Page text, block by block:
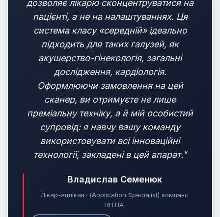
дозволяє лікарю сконцентруватися на
пацієнті, а не на налаштуваннях. Ця
система класу «середній» ідеально
підходить для таких галузей, як
акушерство-гінекологія, загальні
дослідження, кардіологія.
Оформлюючи замовлення на цей
сканер, ви отримуєте не лише
преміальну техніку, а й мій особистий
супровід: я навчу вашу команду
використовувати всі інноваційні
технології, закладені в цей апарат."
Владислав Семенюк
Лікар-аплікант (Application Specialist) компанії
RH.UA